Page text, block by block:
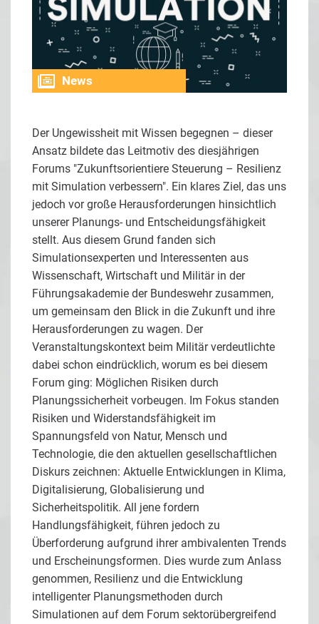
News
Der Ungewissheit mit Wissen begegnen – dieser
Ansatz bildete das Leitmotiv des diesjährigen
Forums "Zukunftsorientiere Steuerung – Resilienz
mit Simulation verbessern". Ein klares Ziel, das uns
jedoch vor große Herausforderungen hinsichtlich
unserer Planungs- und Entscheidungsfähigkeit
stellt. Aus diesem Grund fanden sich
Simulationsexperten und Interessenten aus
Wissenschaft, Wirtschaft und Militär in der
Führungsakademie der Bundeswehr zusammen,
um gemeinsam den Blick in die Zukunft und ihre
Herausforderungen zu wagen. Der
Veranstaltungskontext beim Militär verdeutlichte
dabei schon eindrücklich, worum es bei diesem
Forum ging: Möglichen Risiken durch
Planungssicherheit vorbeugen. Im Fokus standen
Risiken und Widerstandsfähigkeit im
Spannungsfeld von Natur, Mensch und
Technologie, die den aktuellen gesellschaftlichen
Diskurs zeichnen: Aktuelle Entwicklungen in Klima,
Digitalisierung, Globalisierung und
Sicherheitspolitik. All jene fordern
Handlungsfähigkeit, führen jedoch zu
Überforderung aufgrund ihrer ambivalenten Trends
und Erscheinungsformen. Dies wurde zum Anlass
genommen, Resilienz und die Entwicklung
intelligenter Planungsmethoden durch
Simulationen auf dem Forum sektorübergreifend